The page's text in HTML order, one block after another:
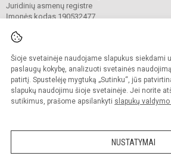
Šioje svetainėje naudojame slapukus siekdami
paslaugų kokybę, analizuoti svetainės
patirtį. Spustelėję mygtuką „Sutinku“, jūs
slapukų naudojimu šioje svetainėje. Jei norite
sutikimus, prašome apsilankyti slapukų
NUSTATYMAI
Juridinių asmenų registre
Įmonės kodas 190532477
© 2023. Šiaulių Dainų progimnazija.
Kopijuoti turinį be raštiško gimnazijos
Prieinamumo paraiška
Sumanus būdas atnaujinti